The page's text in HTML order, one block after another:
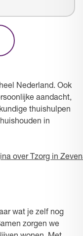
Nederland. Ook
aandacht,
thuishulpen
in
over Tzorg in
wat je zelf nog
zorgen we